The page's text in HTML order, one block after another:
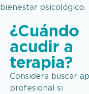
bienestar psicológico.​
¿Cuándo
acudir a
terapia?
Considera buscar
profesional si